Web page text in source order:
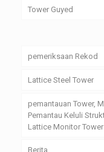
Tower Guyed
pemeriksaan Rekod
Lattice Steel Tower
pemantauan Tower,
Pemantau Keluli
Lattice Monitor Tower
Berita